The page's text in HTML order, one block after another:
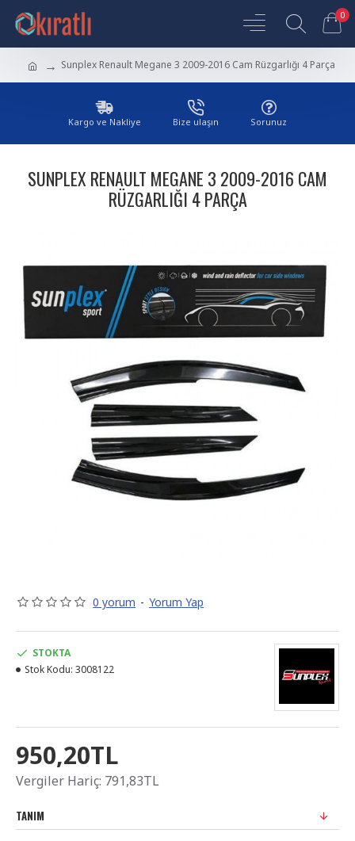
0
Sunplex Renault Megane 3 2009-2016 Cam Rüzgarlığı 4 Parça
Kargo ve Nakliye Bize ulaşın Sorunuz
SUNPLEX RENAULT MEGANE 3 2009-2016 CAM
RÜZGARLIĞI 4 PARÇA
0 yorum - Yorum Yap
950,20TL
Vergiler Hariç: 791,83TL
STOKTA
Stok Kodu: 3008122
TANIM